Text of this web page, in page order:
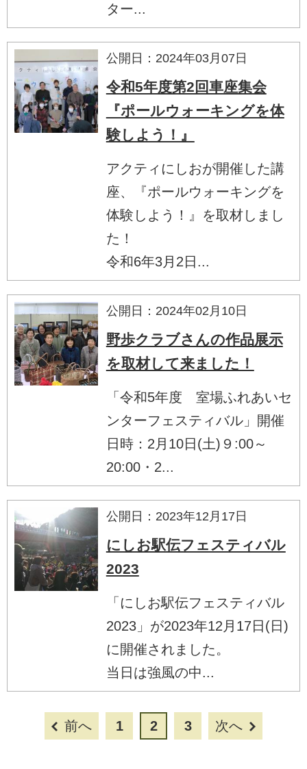
ター...
公開日：2024年03月07日
令和5年度第2回車座集会
『ポールウォーキングを体
験しよう！』
アクティにしおが開催した講
座、『ポールウォーキングを
体験しよう！』を取材しまし
た！
令和6年3月2日...
公開日：2024年02月10日
野歩クラブさんの作品展示
を取材して来ました！
「令和5年度 室場ふれあいセ
ンターフェスティバル」開催
日時：2月10日(土)９:00～
20:00・2...
公開日：2023年12月17日
にしお駅伝フェスティバル
2023
「にしお駅伝フェスティバル
2023」が2023年12月17日(日)
に開催されました。
当日は強風の中...
前へ 1 2 3 次へ